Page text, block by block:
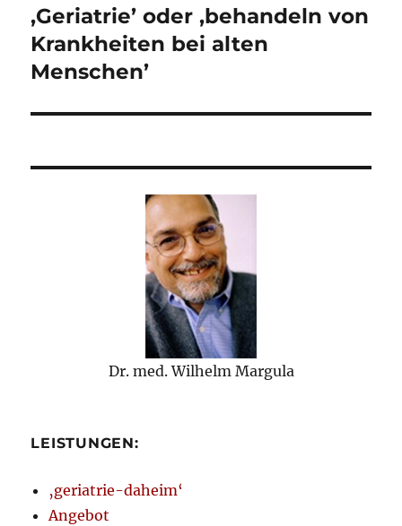
Nächster
Beitrag:
,Geriatrie’ oder ‚behandeln von
Krankheiten bei alten
Menschen’
Dr. med. Wilhelm Margula
LEISTUNGEN:
‚geriatrie-daheim‘
Angebot